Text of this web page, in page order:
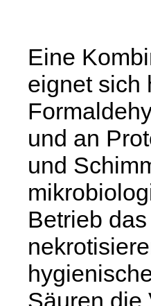
Eine
eignet sich
und an
und
Betrieb
Säuren die